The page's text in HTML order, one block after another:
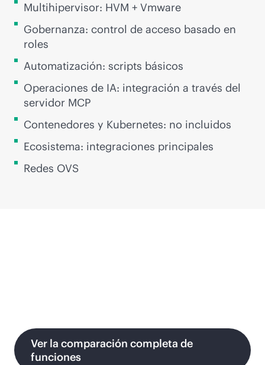
Multihipervisor: HVM + Vmware
Gobernanza: control de acceso basado en
roles
Automatización: scripts básicos
Operaciones de IA: integración a través del
servidor MCP
Contenedores y Kubernetes: no incluidos
Ecosistema: integraciones principales
Redes OVS
Ver la comparación completa de
funciones